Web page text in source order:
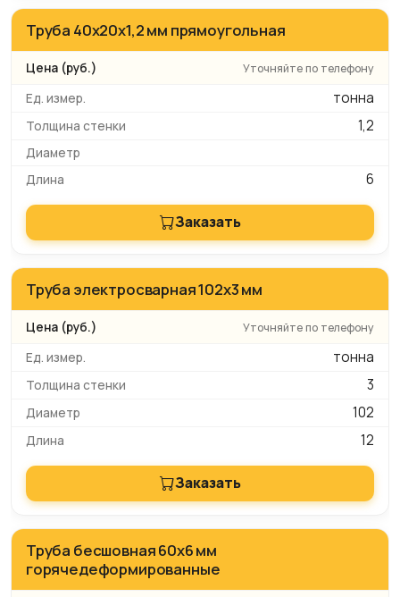
Труба 40x20x1,2 мм прямоугольная
Уточняйте по телефону
тонна
1,2
6
Заказать
Труба электросварная 102x3 мм
Уточняйте по телефону
тонна
3
102
12
Заказать
Труба бесшовная 60х6 мм
горячедеформированные